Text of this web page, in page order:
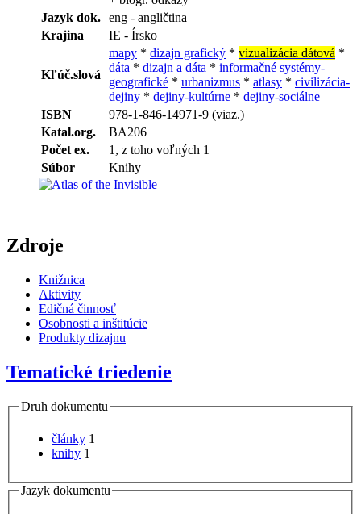
Jazyk dok. eng - angličtina
Krajina
IE - Írsko
Kľúč.slová
mapy * dizajn grafický * vizualizácia dátová *
dáta * dizajn a dáta * informačné systémy-
geografické * urbanizmus * atlasy * civilizácia-
dejiny * dejiny-kultúrne * dejiny-sociálne
ISBN
978-1-846-14971-9 (viaz.)
Katal.org.
BA206
Počet ex.
1, z toho voľných 1
Súbor
Knihy
Zdroje
Knižnica
Aktivity
Edičná činnosť
Osobnosti a inštitúcie
Produkty dizajnu
Tematické triedenie
Druh dokumentu
články 1
knihy 1
Jazyk dokumentu